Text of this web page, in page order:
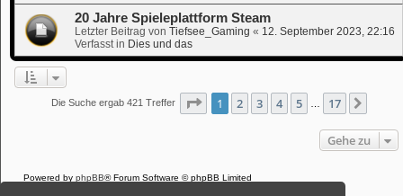
20 Jahre Spieleplattform Steam
Letzter Beitrag von Tiefsee_Gaming « 12. September 2023, 22:16
Verfasst in Dies und das
Die Suche ergab 421 Treffer Seite 1von 17
1 2 3 4 5 17
Gehe zu
Powered by phpBB® Forum Software © phpBB Limited